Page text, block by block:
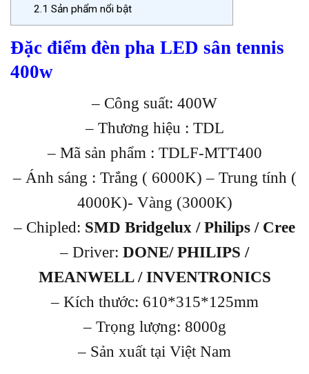
2.1 Sản phẩm nổi bật
Đặc điểm đèn pha LED sân tennis
400w
– Công suất: 400W
– Thương hiệu : TDL
– Mã sản phẩm : TDLF-MTT400
– Ánh sáng : Trắng ( 6000K) – Trung tính (
4000K)- Vàng (3000K)
– Chipled: SMD Bridgelux / Philips / Cree
– Driver: DONE/ PHILIPS /
MEANWELL / INVENTRONICS
– Kích thước: 610*315*125mm
– Trọng lượng: 8000g
– Sản xuất tại Việt Nam